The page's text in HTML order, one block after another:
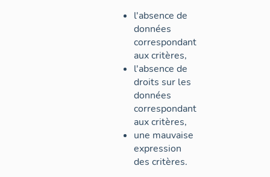
l'absence de
données
correspondant
aux critères,
l'absence de
droits sur les
données
correspondant
aux critères,
une mauvaise
expression
des critères.